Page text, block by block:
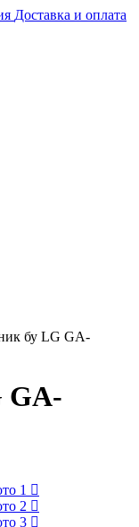
Доставка и оплата
бу LG GA-
GA-